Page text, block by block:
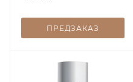
ПРЕДЗАКАЗ